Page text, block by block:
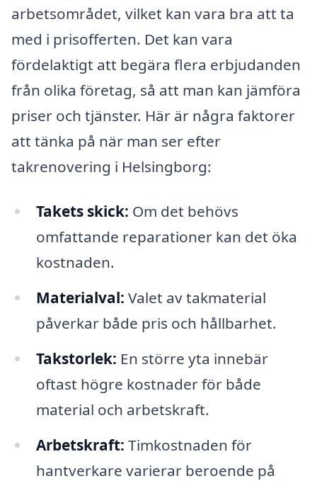
arbetsområdet, vilket kan vara bra att ta
med i prisofferten. Det kan vara
fördelaktigt att begära flera erbjudanden
från olika företag, så att man kan jämföra
priser och tjänster. Här är några faktorer
att tänka på när man ser efter
takrenovering i Helsingborg:
Takets skick: Om det behövs
omfattande reparationer kan det öka
kostnaden.
Materialval: Valet av takmaterial
påverkar både pris och hållbarhet.
Takstorlek: En större yta innebär
oftast högre kostnader för både
material och arbetskraft.
Arbetskraft: Timkostnaden för
hantverkare varierar beroende på